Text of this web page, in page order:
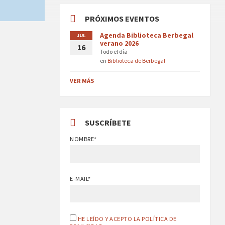
PRÓXIMOS EVENTOS
JUL
16
Agenda Biblioteca Berbegal
verano 2026
Todo el día
enBiblioteca de Berbegal
VER MÁS
SUSCRÍBETE
NOMBRE*
E-MAIL*
HE LEÍDO Y ACEPTO LA POLÍTICA DE